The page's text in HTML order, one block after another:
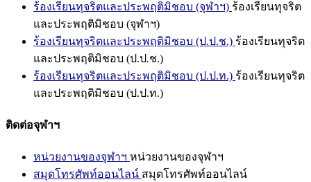
ร้องเรียนทุจริตและประพฤติมิชอบ (จุฬาฯ) ร้องเรียนทุจริต
และประพฤติมิชอบ (จุฬาฯ)
ร้องเรียนทุจริตและประพฤติมิชอบ (ป.ป.ช.) ร้องเรียนทุจริต
และประพฤติมิชอบ (ป.ป.ช.)
ร้องเรียนทุจริตและประพฤติมิชอบ (ป.ป.ท.) ร้องเรียนทุจริต
และประพฤติมิชอบ (ป.ป.ท.)
ติดต่อจุฬาฯ
หน่วยงานของจุฬาฯ หน่วยงานของจุฬาฯ
สมุดโทรศัพท์ออนไลน์ สมุดโทรศัพท์ออนไลน์